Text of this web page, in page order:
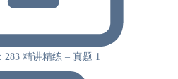
283 精讲精练 – 真题 1